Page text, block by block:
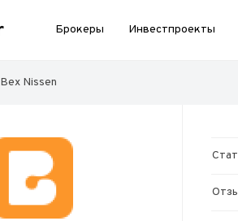
Брокеры Инвестпроекты
Bex Nissen